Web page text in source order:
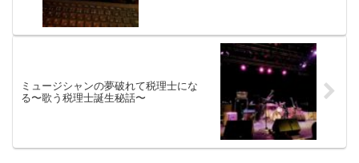
ミュージシャンの夢破れて税理士にな
る〜歌う税理士誕生秘話〜